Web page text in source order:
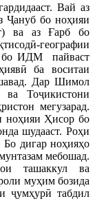
Вай аз
Ҷануб бо ноҳияи
ва аз Ғарб бо
географии
бо ИДМ пайваст
ба воситаи
Дар Шимол
Тоҷикистони
мегузарад.
ноҳияи Ҳисор бо
шудааст. Роҳи
Бо дигар ноҳияҳо
мебошад.
ташаккул ва
муҳим бозида
ҷумҳурӣ табдил